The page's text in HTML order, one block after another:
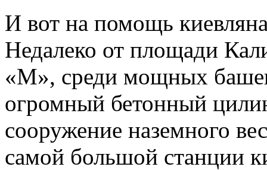
И вот на помощь
Недалеко от площади
«М», среди мощных
огромный бетонный
сооружение наземного
самой большой станции